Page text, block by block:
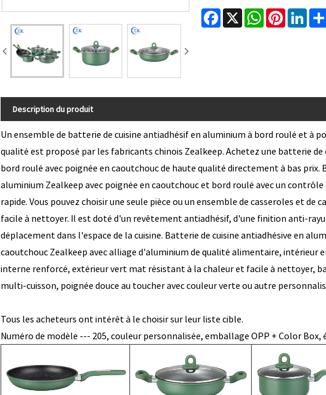
Facebook
X WhatsAppPinterest
Description du produit
Un ensemble de batterie de cuisine antiadhésif en aluminium à bord roulé et à
qualité est proposé par les fabricants chinois Zealkeep. Achetez une batterie de
bord roulé avec poignée en caoutchouc de haute qualité directement à bas prix.
aluminium Zealkeep avec poignée en caoutchouc et bord roulé avec un
rapide. Vous pouvez choisir une seule pièce ou un ensemble de casseroles et de
facile à nettoyer. Il est doté d'un revêtement antiadhésif, d'une finition anti-
déplacement dans l'espace de la cuisine. Batterie de cuisine antiadhésive en
caoutchouc Zealkeep avec alliage d'aluminium de qualité alimentaire, intérieur
interne renforcé, extérieur vert mat résistant à la chaleur et facile à nettoyer,
multi-cuisson, poignée douce au toucher avec couleur verte ou autre
Tous les acheteurs ont intérêt à le choisir sur leur liste cible.
Numéro de modèle --- 205, couleur personnalisée, emballage OPP + Color